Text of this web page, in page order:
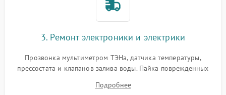
3. Ремонт электроники и электрики
Прозвонка мультиметром ТЭНа, датчика температуры,
прессостата и клапанов залива воды. Пайка поврежденных
Восстановление целостности проводки и контактов.
Подробнее